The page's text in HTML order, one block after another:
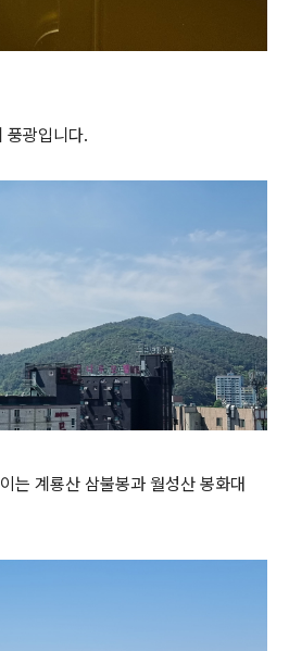
풍광입니다.
는 계룡산 삼불봉과 월성산 봉화대